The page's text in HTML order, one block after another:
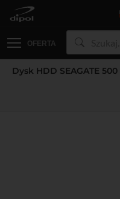
OFERTA
Dysk HDD SEAGATE